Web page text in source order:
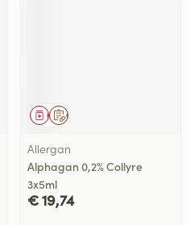
Op voorschrift
Geneesmiddel
Allergan
Alphagan 0,2% Collyre
3x5ml
€ 19,74